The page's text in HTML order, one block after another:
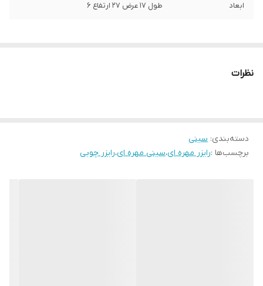
ابعاد طول 17 عرض 27 ارتفاع 6
نظرات
دسته‌بندی: سینی
برچسب‌ها :رایزر مهره ای،سینی مهره ای،رایزر چوبی